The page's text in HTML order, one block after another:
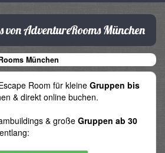
von AdventureRooms München
München
Room für kleine Gruppen bis
& direkt online buchen.
& große Gruppen ab 30